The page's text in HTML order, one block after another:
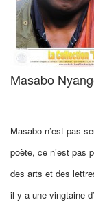
Masabo
Masabo n’est pas
poète, ce n’est pas
des arts et des
il y a une vingtaine